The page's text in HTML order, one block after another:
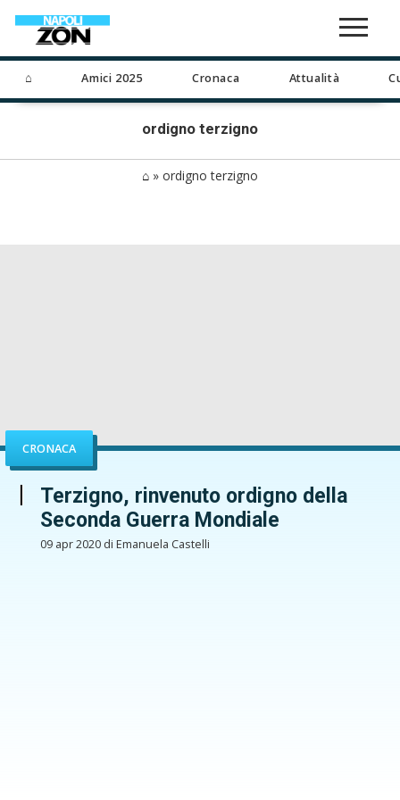
⌂ Amici 2025 Cronaca Attualità
ordigno terzigno
⌂ » ordigno terzigno
CRONACA
Terzigno, rinvenuto ordigno della
Seconda Guerra Mondiale
09 apr 2020 di Emanuela Castelli